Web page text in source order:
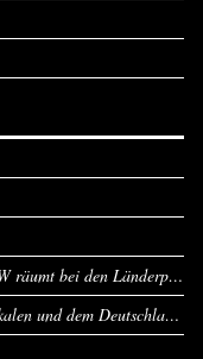
Was für ein Pfingstwochenende! Der BSV NRW räumt bei den Länderpokalen ab
NRW-Auswahlteams siegen bei den Länderpokalen und dem Deutschlandcup an Pfingsten